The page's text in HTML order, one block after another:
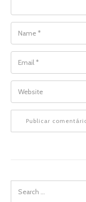
NAME
EMAIL
WEBSITE
for: